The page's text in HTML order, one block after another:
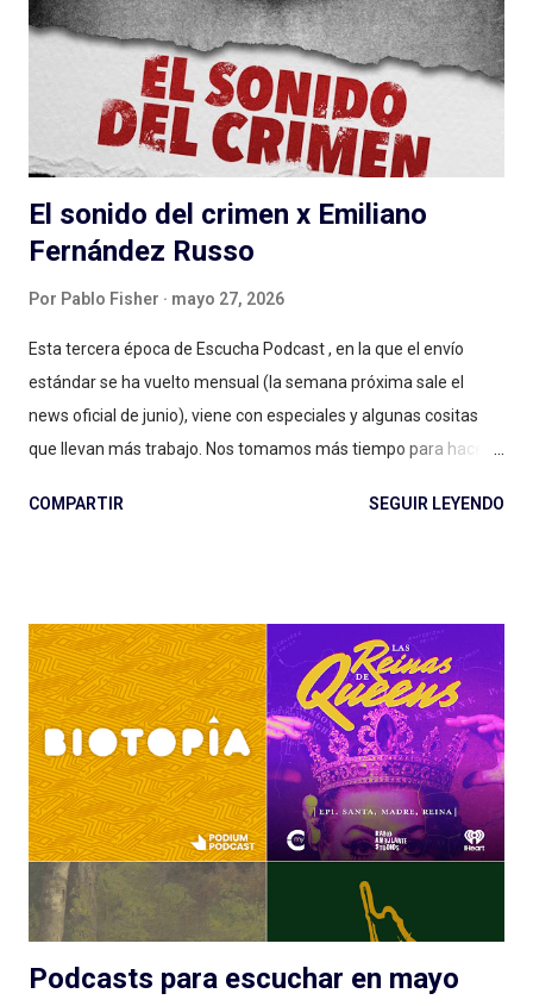
El sonido del crimen x Emiliano
Fernández Russo
Por Pablo Fisher mayo 27, 2026
Esta tercera época de Escucha Podcast , en la que el envío
estándar se ha vuelto mensual (la semana próxima sale el
news oficial de junio), viene con especiales y algunas cositas
que llevan más trabajo. Nos tomamos más tiempo para hacer
hiperproductividad. Una de ellas es la nueva columna de
universitario, y hace varios meses (entre otros trabajos) viene
realizando una ficción sonora que lo llevó a un viaje, un trip (?),
un recorrido profundo y analítico sobre los podcasts de ficción
de los últimos años. Y de ahí nace esta columna, en la que
tenemos en lista una cantidad de ficciones geniales (que
pasarán por sus oídos) y de la que hoy tenemos la primera
entrega. Quedan en manos de Emiliano: El sonido del crimen En
mi primera reseña dentro de es...
COMPARTIR SEGUIR LEYENDO
Podcasts para escuchar en mayo